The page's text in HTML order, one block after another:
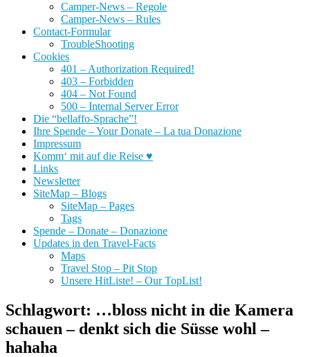
Camper-News – Regole
Camper-News – Rules
Contact-Formular
TroubleShooting
Cookies
401 – Authorization Required!
403 – Forbidden
404 – Not Found
500 – Internal Server Error
Die “bellaffo-Sprache”!
Ihre Spende – Your Donate – La tua Donazione
Impressum
Komm‘ mit auf die Reise ♥
Links
Newsletter
SiteMap – Blogs
SiteMap – Pages
Tags
Spende – Donate – Donazione
Updates in den Travel-Facts
Maps
Travel Stop – Pit Stop
Unsere HitListe! – Our TopList!
Schlagwort: …bloss nicht in die Kamera
schauen – denkt sich die Süsse wohl –
hahaha